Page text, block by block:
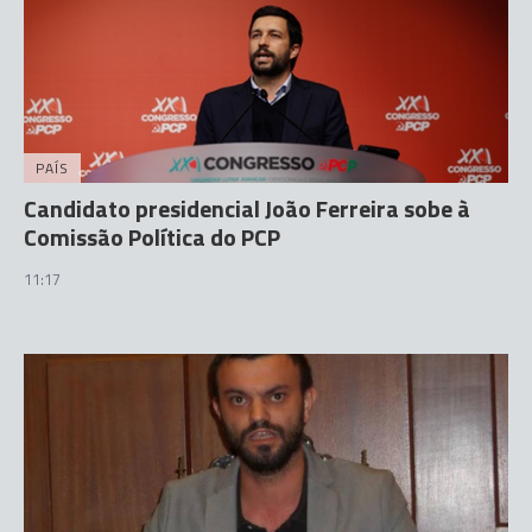
PAÍS
Candidato presidencial João Ferreira sobe à
Comissão Política do PCP
11:17